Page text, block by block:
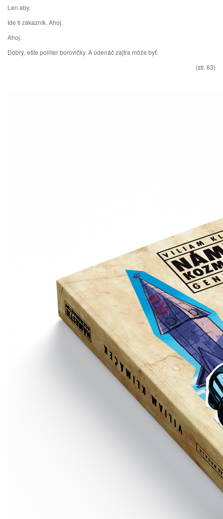
Len aby.
Ide ti zákazník. Ahoj.
Ahoj.
Dobrý, ešte polliter borovičky. A údenáč zajtra môže byť.
(str. 63)